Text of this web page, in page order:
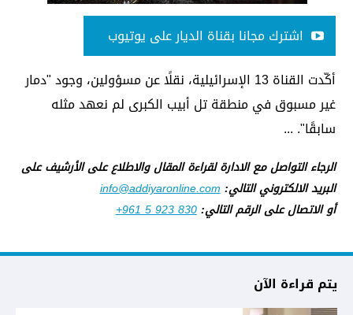
اشترك مجانا بقناة الديار على يوتيوب
أكّدت القناة 13 الإسرائيلية، نقلًا عن مسؤولين، وجود "دمار
غير مسبوق في منطقة ​تل أبيب​ الكبرى لم نعهد مثله
سابقًا". ...
الرجاء التواصل مع الادارة لقراءة المقال والاطلاع على الأرشيف على
البريد الالكتروني التالي:info@addiyaronline.com
أو الاتصال على الرقم التالي:+961 5 923 830
يتم قراءة الآن